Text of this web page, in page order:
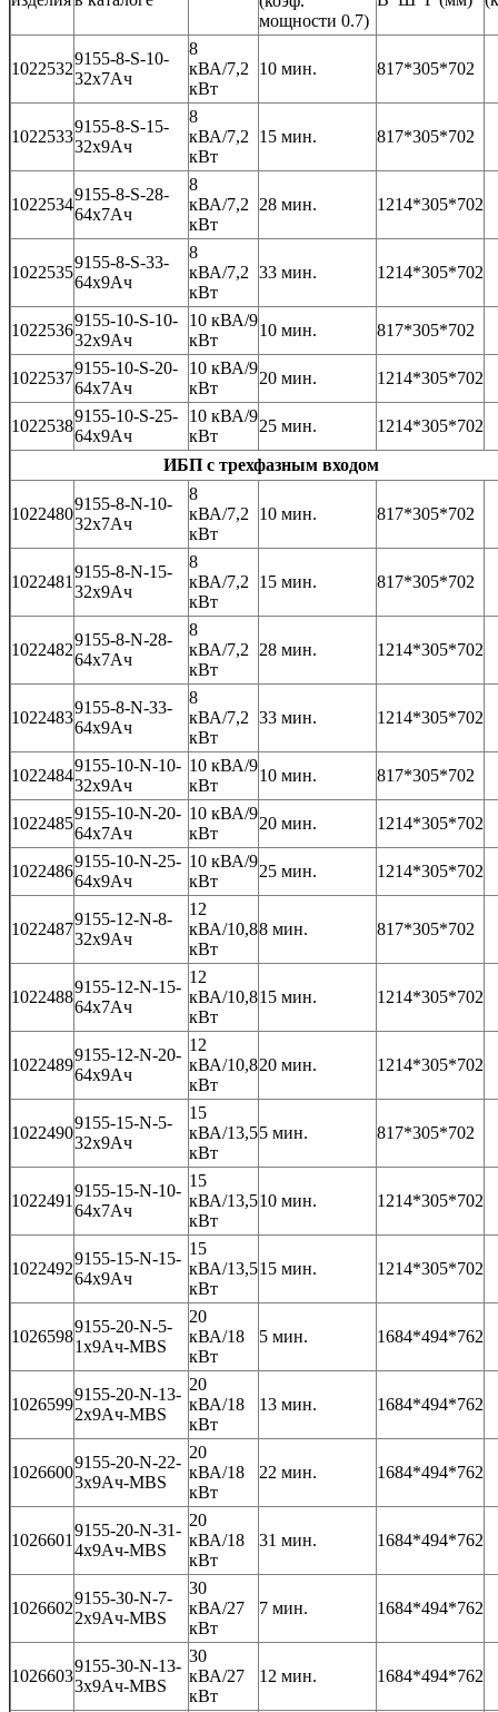
мощности 0.7)
1022532
9155-8-S-10-
32x7Ач
8
кВА/7,2
кВт
10 мин. 817*305*702
1022533
9155-8-S-15-
32x9Ач
8
кВА/7,2
кВт
15 мин. 817*305*702
1022534
9155-8-S-28-
64x7Ач
8
кВА/7,2
кВт
28 мин. 1214*305*702
1022535
9155-8-S-33-
64x9Ач
8
кВА/7,2
кВт
33 мин. 1214*305*702
1022536
9155-10-S-10-
32x9Ач
10 кВА/9
кВт
10 мин. 817*305*702
1022537
9155-10-S-20-
64x7Ач
10 кВА/9
кВт
20 мин. 1214*305*702
1022538
9155-10-S-25-
64x9Ач
10 кВА/9
кВт
25 мин. 1214*305*702
ИБП с трехфазным входом
1022480
9155-8-N-10-
32x7Ач
8
кВА/7,2
кВт
10 мин. 817*305*702
1022481
9155-8-N-15-
32x9Ач
8
кВА/7,2
кВт
15 мин. 817*305*702
1022482
9155-8-N-28-
64x7Ач
8
кВА/7,2
кВт
28 мин. 1214*305*702
1022483
9155-8-N-33-
64x9Ач
8
кВА/7,2
кВт
33 мин. 1214*305*702
1022484
9155-10-N-10-
32x9Ач
10 кВА/9
кВт
10 мин. 817*305*702
1022485
9155-10-N-20-
64x7Ач
10 кВА/9
кВт
20 мин. 1214*305*702
1022486
9155-10-N-25-
64x9Ач
10 кВА/9
кВт
25 мин. 1214*305*702
1022487
9155-12-N-8-
32x9Ач
12
кВА/10,8
кВт
8 мин. 817*305*702
1022488
9155-12-N-15-
64x7Ач
12
кВА/10,8
кВт
15 мин. 1214*305*702
1022489
9155-12-N-20-
64x9Ач
12
кВА/10,8
кВт
20 мин. 1214*305*702
1022490
9155-15-N-5-
32x9Ач
15
кВА/13,5
кВт
5 мин. 817*305*702
1022491
9155-15-N-10-
64x7Ач
15
кВА/13,5
кВт
10 мин. 1214*305*702
1022492
9155-15-N-15-
64x9Ач
15
кВА/13,5
кВт
15 мин. 1214*305*702
1026598
9155-20-N-5-
1x9Ач-MBS
20
кВА/18
кВт
5 мин. 1684*494*762
1026599
9155-20-N-13-
2x9Ач-MBS
20
кВА/18
кВт
13 мин. 1684*494*762
1026600
9155-20-N-22-
3x9Ач-MBS
20
кВА/18
кВт
22 мин. 1684*494*762
1026601
9155-20-N-31-
4x9Ач-MBS
20
кВА/18
кВт
31 мин. 1684*494*762
1026602
9155-30-N-7-
2x9Ач-MBS
30
кВА/27
кВт
7 мин. 1684*494*762
1026603
9155-30-N-13-
3x9Ач-MBS
30
кВА/27
кВт
12 мин. 1684*494*762